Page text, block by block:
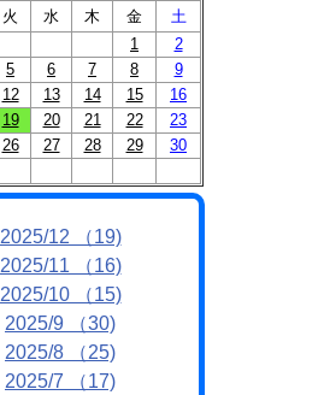
火 水 木 金
土
1
2
5 6 7 8
9
12 13 14 15
16
19 20 21 22
23
26 27 28 29
30
2025/12 （19)
2025/11 （16)
2025/10 （15)
2025/9 （30)
2025/8 （25)
2025/7 （17)